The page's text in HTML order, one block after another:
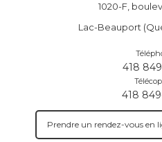
1020-F,
Lac-Beauport
418
418
Prendre un rendez-vous en